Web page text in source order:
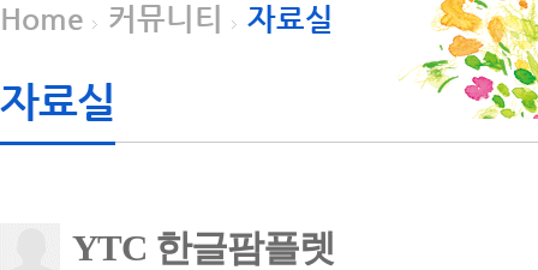
Home 커뮤니티 자료실
자료실
YTC 한글팜플렛